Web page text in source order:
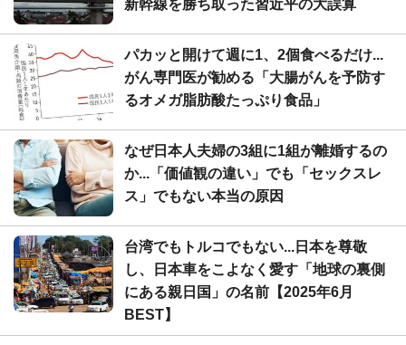
新幹線を勝ち取った習近平の大誤算
パカッと開けて週に1、2個食べるだけ...
がん専門医が勧める「大腸がんを予防す
るオメガ脂肪酸たっぷり食品」
なぜ日本人夫婦の3組に1組が離婚するの
か...「価値観の違い」でも「セックスレ
ス」でもない本当の原因
台湾でもトルコでもない...日本を尊敬
し、日本車をこよなく愛す「地球の裏側
にある親日国」の名前【2025年6月
BEST】